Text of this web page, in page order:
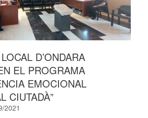
D’ONDARA
EL PROGRAMA
EMOCIONAL
CIUTADÀ”
2021